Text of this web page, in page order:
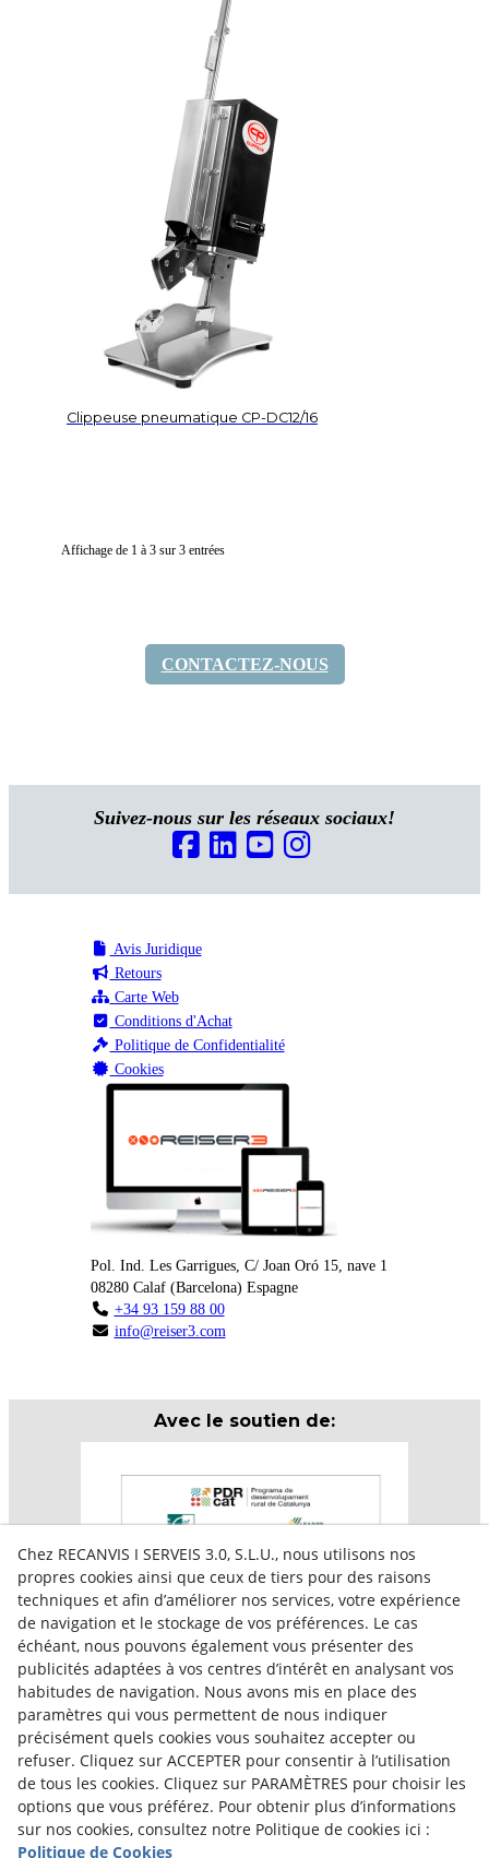
Clippeuse pneumatique CP-DC12/16
Affichage de 1 à 3 sur 3 entrées
CONTACTEZ-NOUS
Suivez-nous sur les réseaux sociaux!
Avis Juridique
Retours
Carte Web
Conditions d'Achat
Politique de Confidentialité
Cookies
Pol. Ind. Les Garrigues, C/ Joan Oró 15, nave 1
08280 Calaf (Barcelona) Espagne
+34 93 159 88 00
info@reiser3.com
Avec le soutien de:
Aquesta empresa participa en el programa per a la
contractació de persones en situació de major
vulnerabilitat,
subvencionat pel Servei Públic d’Ocupació de Catalunya i
amb el cofinançament del Fons Social Europeu Plus
Chez RECANVIS I SERVEIS 3.0, S.L.U., nous utilisons nos
propres cookies ainsi que ceux de tiers pour des raisons
techniques et afin d’améliorer nos services, votre expérience
de navigation et le stockage de vos préférences. Le cas
échéant, nous pouvons également vous présenter des
publicités adaptées à vos centres d’intérêt en analysant vos
habitudes de navigation. Nous avons mis en place des
paramètres qui vous permettent de nous indiquer
précisément quels cookies vous souhaitez accepter ou
refuser. Cliquez sur ACCEPTER pour consentir à l’utilisation
de tous les cookies. Cliquez sur PARAMÈTRES pour choisir les
options que vous préférez. Pour obtenir plus d’informations
sur nos cookies, consultez notre Politique de cookies ici :
Politique de Cookies